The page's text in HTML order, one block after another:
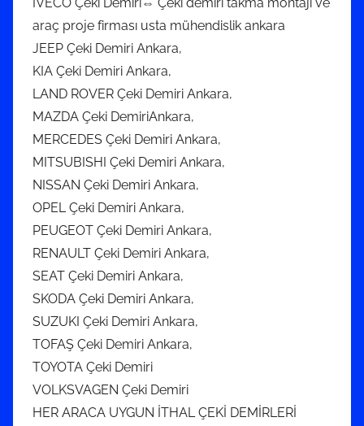
araç proje firması usta mühendislik ankara
JEEP Çeki Demiri Ankara,
KIA Çeki Demiri Ankara,
LAND ROVER Çeki Demiri Ankara,
MAZDA Çeki DemiriAnkara,
MERCEDES Çeki Demiri Ankara,
MITSUBISHI Çeki Demiri Ankara,
NISSAN Çeki Demiri Ankara,
OPEL Çeki Demiri Ankara,
PEUGEOT Çeki Demiri Ankara,
RENAULT Çeki Demiri Ankara,
SEAT Çeki Demiri Ankara,
SKODA Çeki Demiri Ankara,
SUZUKI Çeki Demiri Ankara,
TOFAŞ Çeki Demiri Ankara,
TOYOTA Çeki Demiri
VOLKSVAGEN Çeki Demiri
HER ARACA UYGUN İTHAL ÇEKİ DEMİRLERİ